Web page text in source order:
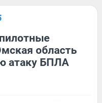
область
атаку БПЛА